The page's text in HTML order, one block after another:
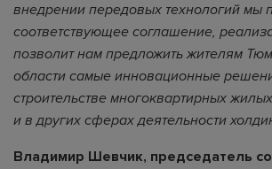
внедрении передовых технологий мы
соответствующее соглашение,
позволит нам предложить жителям
области самые инновационные
строительстве многоквартирных
и в других сферах деятельности
Владимир Шевчик, председатель